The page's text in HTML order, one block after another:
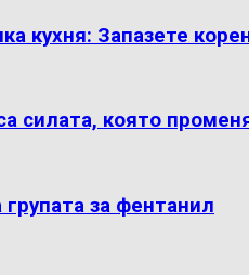
кухня: Запазете
силата, която
за фентанил